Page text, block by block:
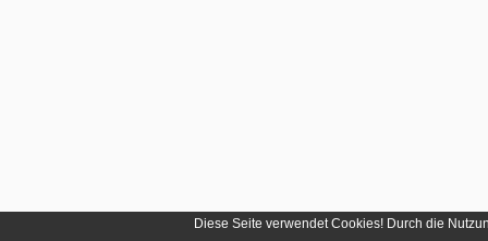
Diese Seite verwendet Cookies! Durch die